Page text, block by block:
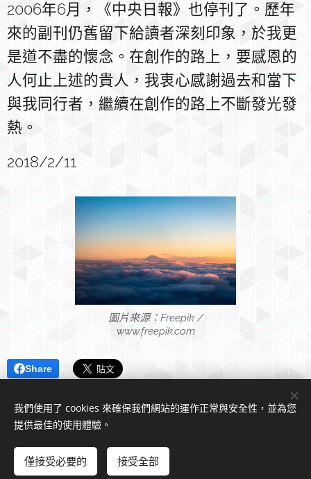
2006年6月，《中央日報》也停刊了。歷年
來的副刊仍舊留下給讀者深刻印象，於我更
是道不盡的懷念。在創作的路上，要感恩的
人何止上述的貴人，我衷心感謝過去和當下
與我同行者，繼續在創作的路上不斷發光發
熱。
2018/2/11
圖片來源：Freepik /
www.freepik.com
Share
由Webnode提供技術支援
我們使用了 cookies 來確保我們網站的運作正常與安全性，並為您
提供最佳的使用體驗。
僅接受必要的 接受全部